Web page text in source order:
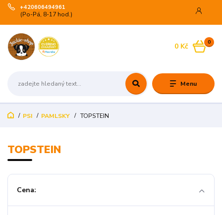
Menu
+420606494961
(Po-Pá, 8-17 hod.)
0
0 Kč
PSI PAMLSKY TOPSTEIN
TOPSTEIN
Cena: